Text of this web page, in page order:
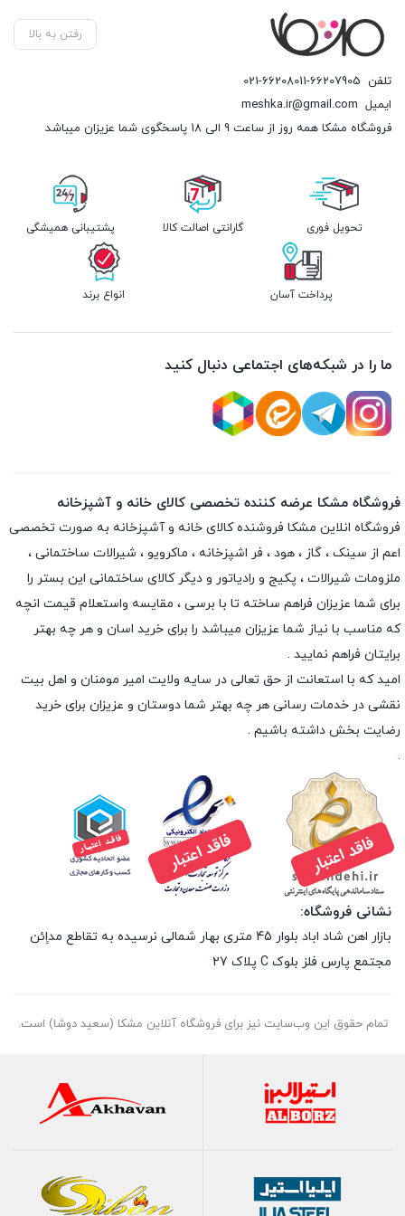
رفتن به بالا
تلفن 021-66208011-66207905
ایمیل meshka.ir@gmail.com
فروشگاه مشکا همه روز از ساعت 9 الی 18 پاسخگوی شما عزیزان میباشد
تحویل فوری گارانتی اصالت کالا پشتیبانی همیشگی
پرداخت آسان انواع برند
ما را در شبکه‌های اجتماعی دنبال کنید
فروشگاه مشکا عرضه کننده تخصصی کالای خانه و آشپزخانه
فروشگاه انلاین مشکا فروشنده کالای خانه و آشپزخانه به صورت تخصصی
اعم از سینک ، گاز ، هود ، فر اشپزخانه ، ماکرویو ، شیرالات ساختمانی ،
ملزومات شیرالات ، پکیج و رادیاتور و دیگر کالای ساختمانی این بستر را
برای شما عزیزان فراهم ساخته تا با برسی ، مقایسه واستعلام قیمت انچه
که مناسب با نیاز شما عزیزان میباشد را برای خرید اسان و هر چه بهتر
برایتان فراهم نمایید .
امید که با استعانت از حق تعالی در سایه ولایت امیر مومنان و اهل بیت
نقشی در خدمات رسانی هر چه بهتر شما دوستان و عزیزان برای خرید
رضایت بخش داشته باشیم .
.
نشانی فروشگاه:
بازار اهن شاد اباد بلوار 45 متری بهار شمالی نرسیده به تقاطع مداِِئن
مجتمع پارس فلز بلوک C پلاک 27
تمام حقوق اين وب‌سايت نیز برای فروشگاه آنلاین مشکا (سعید دوشا) است.